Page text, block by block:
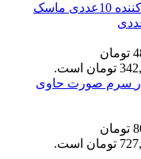
ماسک
قیمت اصلی 488,880 تومان
سرم صورت حاوی
قیمت اصلی 807,840 تومان